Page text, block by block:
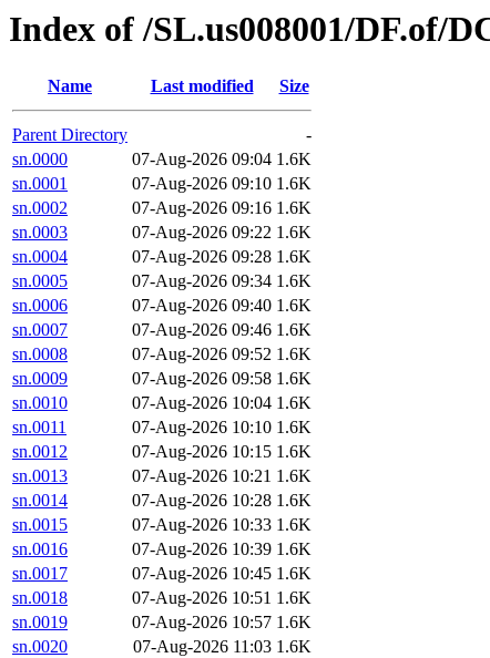
Index of /SL.us008001/DF.of/
Name Last modified Size
Parent Directory
-
sn.0000
07-Aug-2026 09:04 1.6K
sn.0001
07-Aug-2026 09:10 1.6K
sn.0002
07-Aug-2026 09:16 1.6K
sn.0003
07-Aug-2026 09:22 1.6K
sn.0004
07-Aug-2026 09:28 1.6K
sn.0005
07-Aug-2026 09:34 1.6K
sn.0006
07-Aug-2026 09:40 1.6K
sn.0007
07-Aug-2026 09:46 1.6K
sn.0008
07-Aug-2026 09:52 1.6K
sn.0009
07-Aug-2026 09:58 1.6K
sn.0010
07-Aug-2026 10:04 1.6K
sn.0011
07-Aug-2026 10:10 1.6K
sn.0012
07-Aug-2026 10:15 1.6K
sn.0013
07-Aug-2026 10:21 1.6K
sn.0014
07-Aug-2026 10:28 1.6K
sn.0015
07-Aug-2026 10:33 1.6K
sn.0016
07-Aug-2026 10:39 1.6K
sn.0017
07-Aug-2026 10:45 1.6K
sn.0018
07-Aug-2026 10:51 1.6K
sn.0019
07-Aug-2026 10:57 1.6K
sn.0020
07-Aug-2026 11:03 1.6K